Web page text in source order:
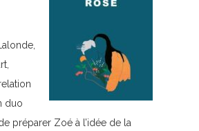
duo
préparer Zoé à l’idée de la